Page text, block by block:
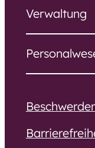
Verwaltung